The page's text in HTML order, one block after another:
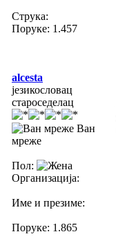
Струка:
Поруке: 1.457
alcesta
језикословац
староседелац
Ван
мреже
Пол:
Организација:
Име и презиме:
Поруке: 1.865